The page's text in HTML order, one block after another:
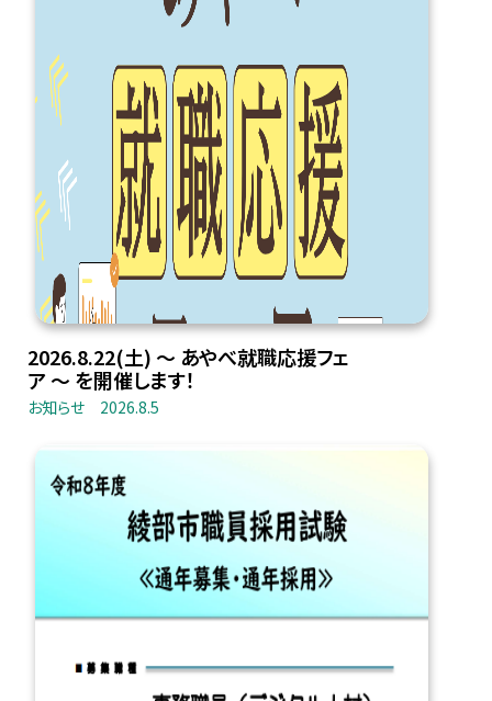
2026.8.22(土) 〜 あやべ就職応援フェ
ア 〜 を開催します！
お知らせ 2026.8.5